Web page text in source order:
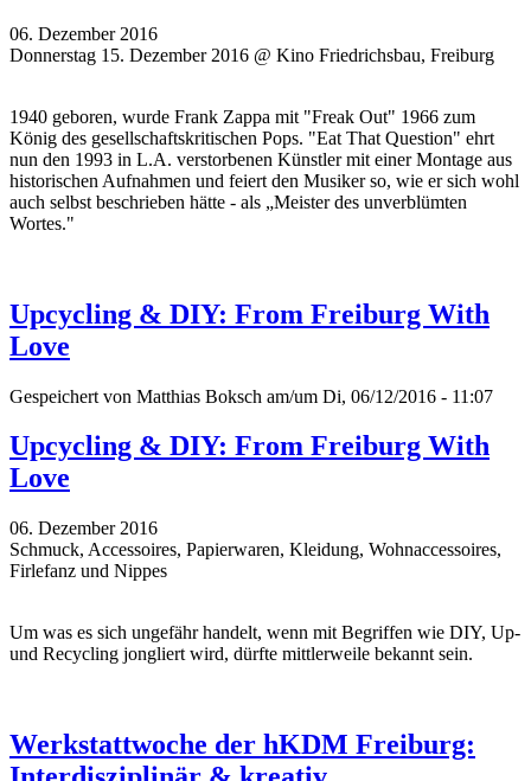
06. Dezember 2016
Donnerstag 15. Dezember 2016 @ Kino Friedrichsbau, Freiburg
1940 geboren, wurde Frank Zappa mit "Freak Out" 1966 zum
König des gesellschaftskritischen Pops. "Eat That Question" ehrt
nun den 1993 in L.A. verstorbenen Künstler mit einer Montage aus
historischen Aufnahmen und feiert den Musiker so, wie er sich wohl
auch selbst beschrieben hätte - als „Meister des unverblümten
Wortes."
Upcycling & DIY: From Freiburg With
Love
Gespeichert von Matthias Boksch am/um Di, 06/12/2016 - 11:07
Upcycling & DIY: From Freiburg With
Love
06. Dezember 2016
Schmuck, Accessoires, Papierwaren, Kleidung, Wohnaccessoires,
Firlefanz und Nippes
Um was es sich ungefähr handelt, wenn mit Begriffen wie DIY, Up-
und Recycling jongliert wird, dürfte mittlerweile bekannt sein.
Werkstattwoche der hKDM Freiburg: